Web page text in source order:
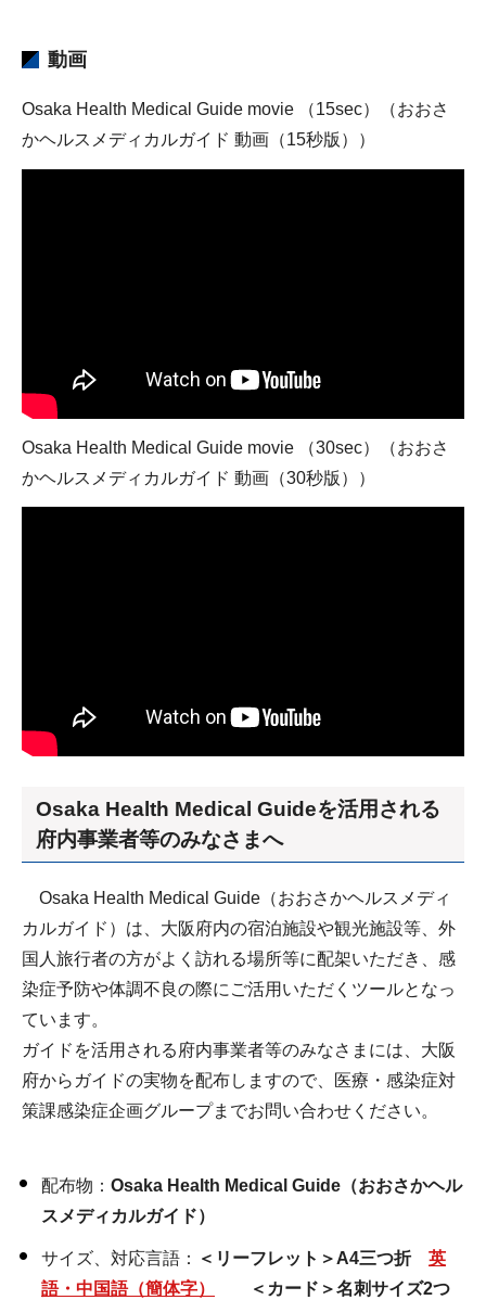
動画
Osaka Health Medical Guide movie （15sec）（おおさ
かヘルスメディカルガイド 動画（15秒版））
Osaka Health Medical Guide movie （30sec）（おおさ
かヘルスメディカルガイド 動画（30秒版））
Osaka Health Medical Guideを活用される
府内事業者等のみなさまへ
Osaka Health Medical Guide（おおさかヘルスメディ
カルガイド）は、大阪府内の宿泊施設や観光施設等、外
国人旅行者の方がよく訪れる場所等に配架いただき、感
染症予防や体調不良の際にご活用いただくツールとなっ
ています。
ガイドを活用される府内事業者等のみなさまには、大阪
府からガイドの実物を配布しますので、医療・感染症対
策課感染症企画グループまでお問い合わせください。
配布物： Osaka Health Medical Guide（おおさかヘル
スメディカルガイド）
サイズ、対応言語： ＜リーフレット＞A4三つ折
英
語・中国語（簡体字）
＜カード＞名刺サイズ2つ